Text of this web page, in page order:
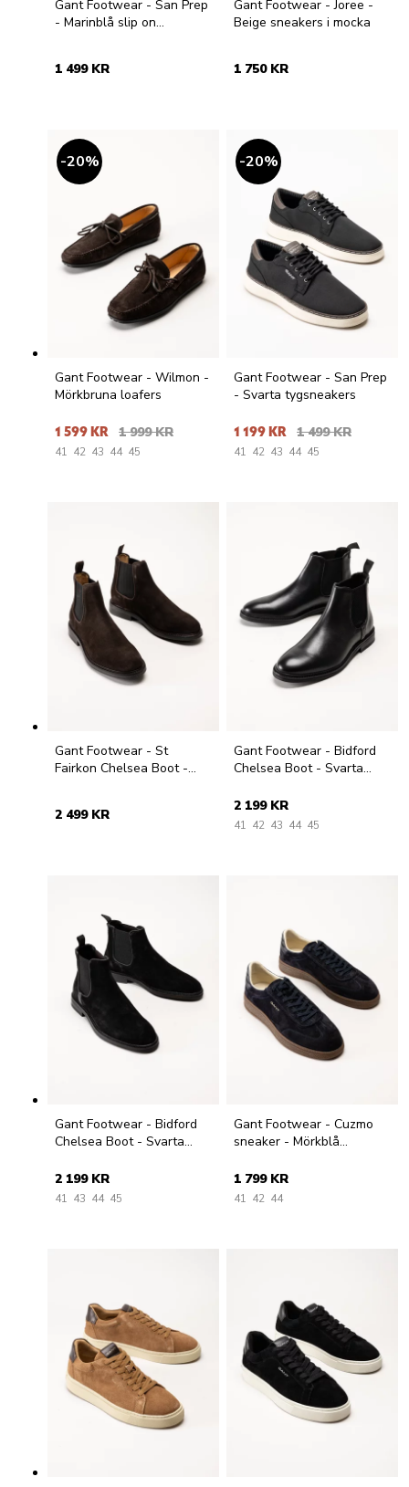
Gant Footwear - San Prep
- Marinblå slip on
1 499 KR
Gant Footwear - Joree -
Beige sneakers i mocka
1 750 KR
20%
Gant Footwear - Wilmon -
Mörkbruna loafers
1 599 KR 1 999 KR
41 42 43 44 45
20%
Gant Footwear - San Prep
- Svarta tygsneakers
1 199 KR 1 499 KR
41 42 43 44 45
Gant Footwear - St
Fairkon Chelsea Boot -
2 499 KR
Gant Footwear - Bidford
Chelsea Boot - Svarta
2 199 KR
41 42 43 44 45
Gant Footwear - Bidford
Chelsea Boot - Svarta
2 199 KR
41 43 44 45
Gant Footwear - Cuzmo
sneaker - Mörkblå
1 799 KR
41 42 44